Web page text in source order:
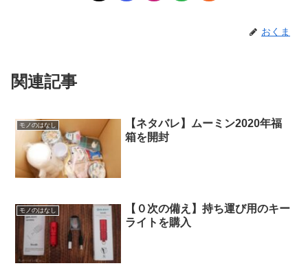
おくま
関連記事
モノのはなし
【ネタバレ】ムーミン2020年福
箱を開封
モノのはなし
【０次の備え】持ち運び用のキー
ライトを購入